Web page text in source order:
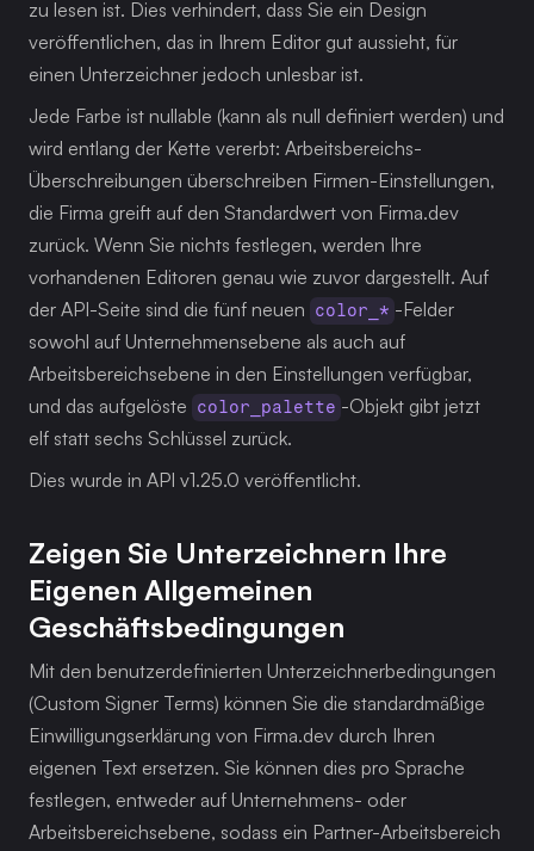
zu lesen ist. Dies verhindert, dass Sie ein Design
veröffentlichen, das in Ihrem Editor gut aussieht, für
einen Unterzeichner jedoch unlesbar ist.
Jede Farbe ist nullable (kann als null definiert werden) und
wird entlang der Kette vererbt: Arbeitsbereichs-
Überschreibungen überschreiben Firmen-Einstellungen,
die Firma greift auf den Standardwert von Firma.dev
zurück. Wenn Sie nichts festlegen, werden Ihre
vorhandenen Editoren genau wie zuvor dargestellt. Auf
der API-Seite sind die fünf neuen color_* -Felder
sowohl auf Unternehmensebene als auch auf
Arbeitsbereichsebene in den Einstellungen verfügbar,
und das aufgelöste color_palette -Objekt gibt jetzt
elf statt sechs Schlüssel zurück.
Dies wurde in API v1.25.0 veröffentlicht.
Zeigen Sie Unterzeichnern Ihre
Eigenen Allgemeinen
Geschäftsbedingungen
Mit den benutzerdefinierten Unterzeichnerbedingungen
(Custom Signer Terms) können Sie die standardmäßige
Einwilligungserklärung von Firma.dev durch Ihren
eigenen Text ersetzen. Sie können dies pro Sprache
festlegen, entweder auf Unternehmens- oder
Arbeitsbereichsebene, sodass ein Partner-Arbeitsbereich